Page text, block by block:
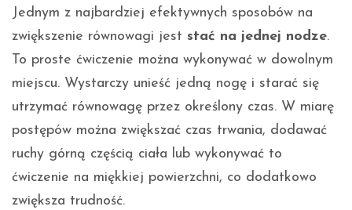
Jednym z najbardziej efektywnych sposobów na
zwiększenie równowagi jest stać na jednej nodze.
To proste ćwiczenie można wykonywać w dowolnym
miejscu. Wystarczy unieść jedną nogę i starać się
utrzymać równowagę przez określony czas. W miarę
postępów można zwiększać czas trwania, dodawać
ruchy górną częścią ciała lub wykonywać to
ćwiczenie na miękkiej powierzchni, co dodatkowo
zwiększa trudność.